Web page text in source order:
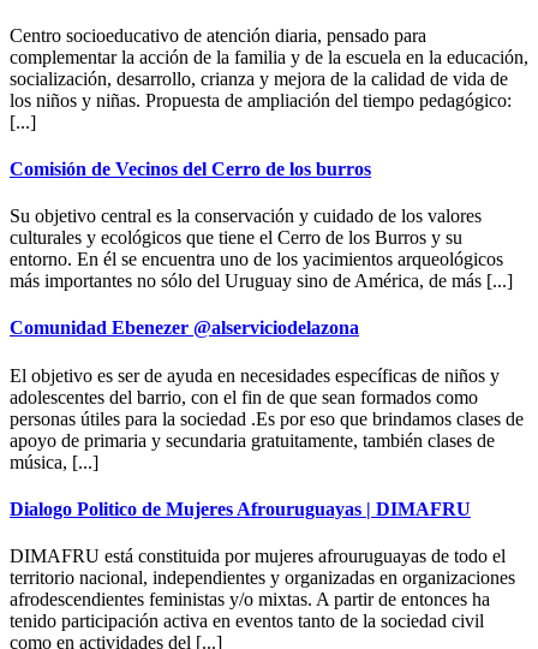
Centro socioeducativo de atención diaria, pensado para
complementar la acción de la familia y de la escuela en la educación,
socialización, desarrollo, crianza y mejora de la calidad de vida de
los niños y niñas. Propuesta de ampliación del tiempo pedagógico:
[...]
Comisión de Vecinos del Cerro de los burros
Su objetivo central es la conservación y cuidado de los valores
culturales y ecológicos que tiene el Cerro de los Burros y su
entorno. En él se encuentra uno de los yacimientos arqueológicos
más importantes no sólo del Uruguay sino de América, de más [...]
Comunidad Ebenezer @alserviciodelazona
El objetivo es ser de ayuda en necesidades específicas de niños y
adolescentes del barrio, con el fin de que sean formados como
personas útiles para la sociedad .Es por eso que brindamos clases de
apoyo de primaria y secundaria gratuitamente, también clases de
música, [...]
Dialogo Politico de Mujeres Afrouruguayas | DIMAFRU
DIMAFRU está constituida por mujeres afrouruguayas de todo el
territorio nacional, independientes y organizadas en organizaciones
afrodescendientes feministas y/o mixtas. A partir de entonces ha
tenido participación activa en eventos tanto de la sociedad civil
como en actividades del [...]